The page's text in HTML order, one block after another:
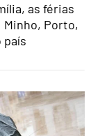
as férias
Porto,
país